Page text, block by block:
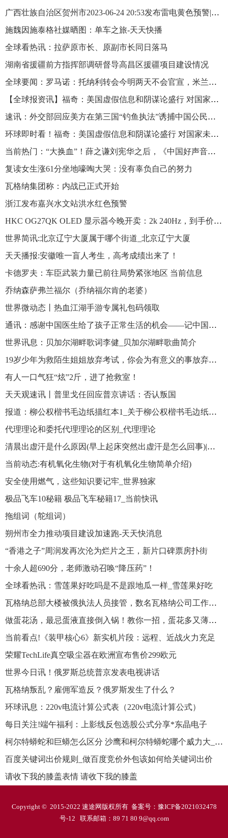
广西壮族自治区贺州市2023-06-24 20:53发布雷电黄色预警|每日关注
施魏因施泰格社媒晒图：单车之旅-天天快播
全球看热讯：拉萨原市长、原副市长同日落马
湖南省援疆前方指挥部调研督导高昌区援疆项目建设情况
全球要闻：罗马诺：托纳利转会今明两天不会官宣，米兰有10%转售分成
【全球报资讯】福奇：美国虚假信息和阴谋论盛行 对国家未来感到担忧
速讯：外交部回应美方在第三国“钓鱼执法”诱捕中国公民：内病外治 害人害己
环球即时看！福奇：美国虚假信息和阴谋论盛行 对国家未来感到担忧
当前热门：“大换血”！薛之谦刘宪华之后，《中国好声音》导师官宣潘玮柏
复读女生涨61分坐地嚎啕大哭：没有辜负自己的努力
瓦格纳集团称：内战已正式开始
浙江发布嘉兴水文站洪水红色预警
HKC OG27QK OLED 显示器今晚开卖：2k 240Hz，到手价 4699 元
世界简讯:北京辽宁大厦属于哪个街道_北京辽宁大厦
天天播报:安徽唯一盲人考生，高考成绩出来了！
卡德罗夫：车臣武装力量已前往局势紧张地区 当前信息
乔纳森萨弗兰福尔（乔纳福尔肯的老婆）
世界微动态丨热血江湖手游专属礼包码领取
通讯：感谢中国医生给了孩子正常生活的机会——记中国医疗组在老挝开展先心病儿童救助行动 今日热文
世界讯息：贝加尔湖畔歌词李健_贝加尔湖畔歌曲简介
19岁少年为救陌生姐姐放弃考试，你会为有意义的事放弃考试吗？
有人一口气狂“炫”2斤，进了抢救室！
天天观速讯丨普里戈任回应普京讲话：否认叛国
报道：柳公权楷书毛边纸描红本1_关于柳公权楷书毛边纸描红本1概略
代理理论和委托代理理论的区别_代理理论
清晨出虚汗是什么原因(早上起床突然出虚汗是怎么回事)|热门
当前动态:有机氧化生物(对于有机氧化生物简单介绍)
安全使用燃气，这些知识要记牢_世界独家
极品飞车10秘籍 极品飞车秘籍17_当前快讯
拖组词（鸵组词）
朔州市全力推动项目建设加速跑-天天快消息
“香港之子”周润发再次沦为烂片之王，新片口碑票房扑街
十余人超690分，老师激动召唤“降压药”！
全球看热讯：雪莲果好吃吗是不是跟地瓜一样_雪莲果好吃
瓦格纳总部大楼被俄执法人员接管，数名瓦格纳公司工作人员被带走-环球观天下
做蛋花汤，最忌蛋液直接倒入锅！教你一招，蛋花多又薄，丝滑解馋
当前看点!《装甲核心6》新实机片段：远程、近战火力充足
荣耀TechLife真空吸尘器在欧洲宣布售价299欧元
世界今日讯！俄罗斯总统普京发表电视讲话
瓦格纳叛乱？雇佣军造反？俄罗斯发生了什么？
环球讯息：220v电流计算公式表（220v电流计算公式）
每日关注!端午福利：上影线反包选股公式分享*东晶电子
柯尔特蟒蛇和巨蟒怎么区分 沙鹰和柯尔特蟒蛇哪个威力大_现实世界
百度关键词出价规则_做百度竞价外包该如何给关键词出价
请收下我的膝盖表情 请收下我的膝盖
Copyright © 2015-2022 速途网版权所有 备案号： 豫ICP备2021032478
号-12 联系邮箱：89 71 80 9@qq.com